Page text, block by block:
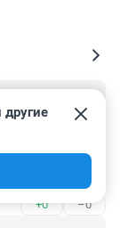
статьи)
статьи)?
подавляют.
историю.
+0 –0